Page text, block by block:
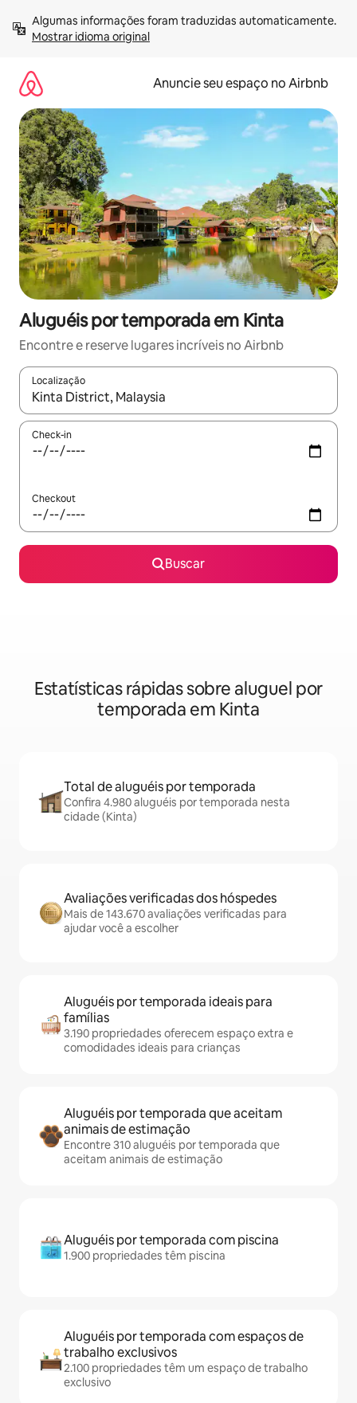
para
Mostrar idioma original
Anuncie seu espaço no Airbnb
Aluguéis por temporada em Kinta
Encontre e reserve lugares incríveis no Airbnb
Localização
Quando os resultados estiverem disponíveis, explore-os
Check-in
Checkout
Buscar
Estatísticas rápidas sobre aluguel por
temporada em Kinta
Total de aluguéis por temporada
Confira 4.980 aluguéis por temporada nesta
cidade (Kinta)
Avaliações verificadas dos hóspedes
Mais de 143.670 avaliações verificadas para
ajudar você a escolher
Aluguéis por temporada ideais para
famílias
3.190 propriedades oferecem espaço extra e
comodidades ideais para crianças
Aluguéis por temporada que aceitam
animais de estimação
Encontre 310 aluguéis por temporada que
aceitam animais de estimação
Aluguéis por temporada com piscina
1.900 propriedades têm piscina
Aluguéis por temporada com espaços de
trabalho exclusivos
2.100 propriedades têm um espaço de trabalho
exclusivo